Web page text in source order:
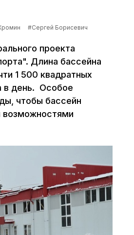
#Сергей Борисевич
проекта
Длина бассейна
1 500 квадратных
в день. Особое
чтобы бассейн